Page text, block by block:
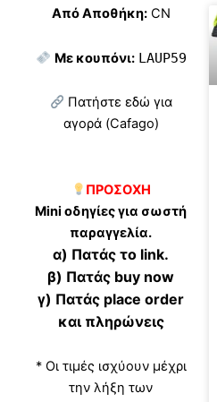
Από Αποθήκη:CN
Με κουπόνι: LAUP59
Πατήστε εδώ για
αγορά (Cafago)
ΠΡΟΣΟΧΗ
Mini οδηγίες για σωστή
παραγγελία.
α) Πατάς το link.
β) Πατάς buy now
γ) Πατάς place order
και πληρώνεις
* Οι τιμές ισχύουν μέχρι
την λήξη των